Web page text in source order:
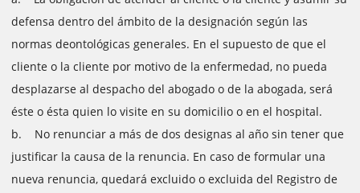
defensa dentro del ámbito de la designación según las
normas deontológicas generales. En el supuesto de que el
cliente o la cliente por motivo de la enfermedad, no pueda
desplazarse al despacho del abogado o de la abogada, será
éste o ésta quien lo visite en su domicilio o en el hospital.
b. No renunciar a más de dos designas al año sin tener que
justificar la causa de la renuncia. En caso de formular una
nueva renuncia, quedará excluido o excluida del Registro de